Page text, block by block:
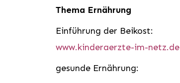
Thema Ernährung
Einführung der Beikost:
www.kinderaerzte-im-netz.de
gesunde Ernährung: